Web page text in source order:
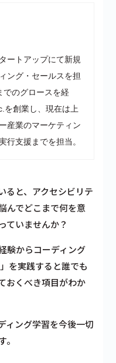
ートアップにて新規
ング・セールスを担
でのグロースを経
を創業し、現在は上
産業のマーケティン
行支援までを担当。
ると、アクセシビリテ
んでどこまで何を意
ていませんか？
験からコーディング
を実践すると誰でも
おくべき項目がわか
ィング学習を今後一切